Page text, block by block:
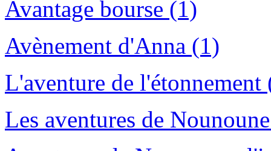
Avantage bourse (1)
Avènement d'Anna (1)
L'aventure de l'étonnement
Les aventures de